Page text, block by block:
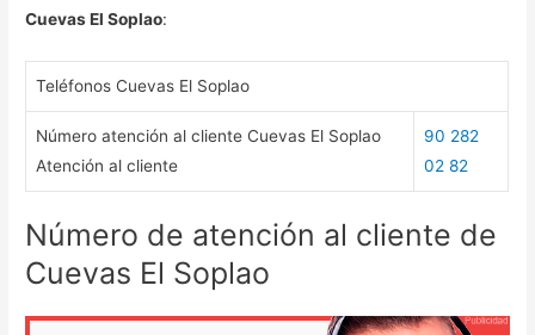
Cuevas El Soplao:
Teléfonos Cuevas El Soplao
Número atención al cliente Cuevas El Soplao
Atención al cliente
90 282
02 82
Número de atención al cliente de
Cuevas El Soplao